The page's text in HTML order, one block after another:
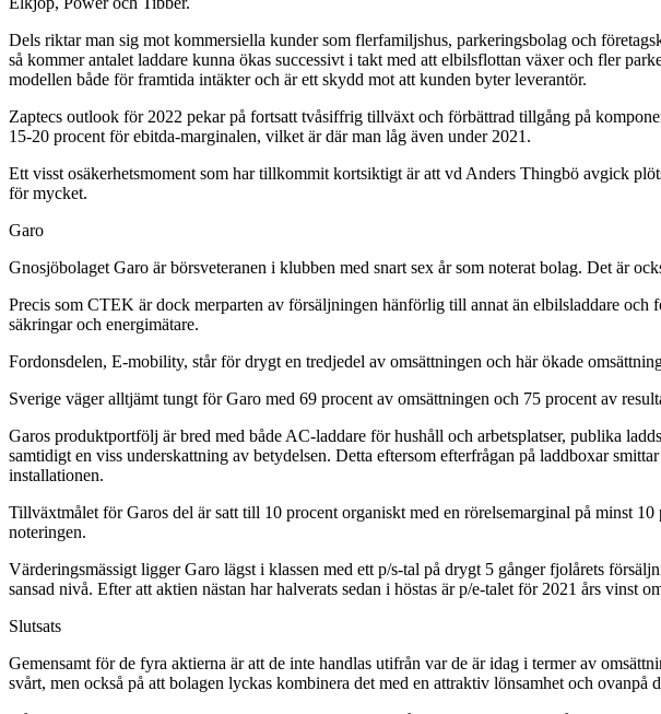
Dels riktar man sig mot kommersiella kunder som flerfamiljshus, parkeringsbolag och
så kommer antalet laddare kunna ökas successivt i takt med att elbilsflottan växer och fler
modellen både för framtida intäkter och är ett skydd mot att kunden byter leverantör.
Zaptecs outlook för 2022 pekar på fortsatt tvåsiffrig tillväxt och förbättrad tillgång på
15-20 procent för ebitda-marginalen, vilket är där man låg även under 2021.
Ett visst osäkerhetsmoment som har tillkommit kortsiktigt är att vd Anders Thingbö avgick
för mycket.
Garo
Gnosjöbolaget Garo är börsveteranen i klubben med snart sex år som noterat bolag. Det är
Precis som CTEK är dock merparten av försäljningen hänförlig till annat än elbilsladdare
säkringar och energimätare.
Fordonsdelen, E-mobility, står för drygt en tredjedel av omsättningen och här ökade
Sverige väger alltjämt tungt för Garo med 69 procent av omsättningen och 75 procent av
Garos produktportfölj är bred med både AC-laddare för hushåll och arbetsplatser, publika
samtidigt en viss underskattning av betydelsen. Detta eftersom efterfrågan på laddboxar
installationen.
Tillväxtmålet för Garos del är satt till 10 procent organiskt med en rörelsemarginal på minst
noteringen.
Värderingsmässigt ligger Garo lägst i klassen med ett p/s-tal på drygt 5 gånger fjolårets
sansad nivå. Efter att aktien nästan har halverats sedan i höstas är p/e-talet för 2021 års vinst
Slutsats
Gemensamt för de fyra aktierna är att de inte handlas utifrån var de är idag i termer av
svårt, men också på att bolagen lyckas kombinera det med en attraktiv lönsamhet och